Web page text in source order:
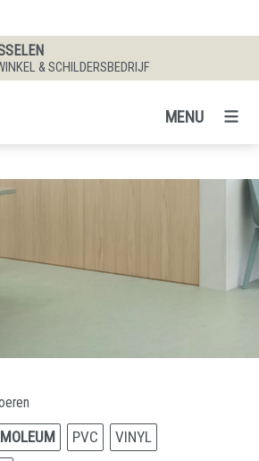
& SCHILDERSBEDRIJF
MENU
PVC
VINYL